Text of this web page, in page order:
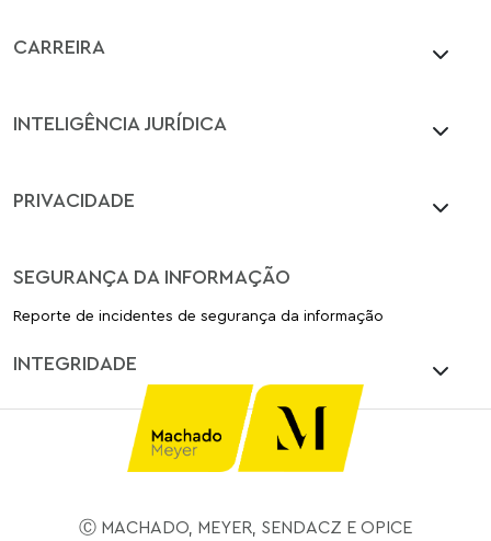
CARREIRA
INTELIGÊNCIA JURÍDICA
PRIVACIDADE
SEGURANÇA DA INFORMAÇÃO
Reporte de incidentes de segurança da informação
INTEGRIDADE
Ⓒ MACHADO, MEYER, SENDACZ E OPICE